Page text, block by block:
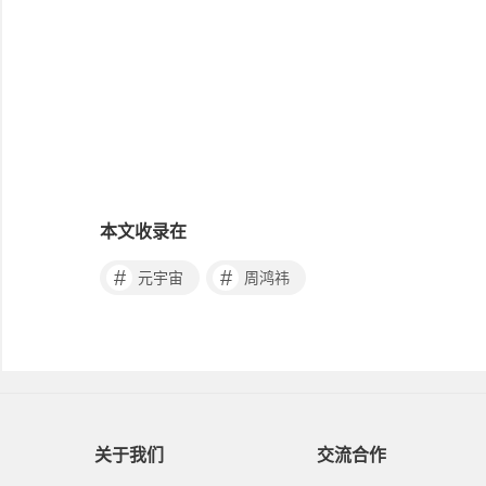
本文收录在
# 元宇宙 # 周鸿祎
关于我们 交流合作